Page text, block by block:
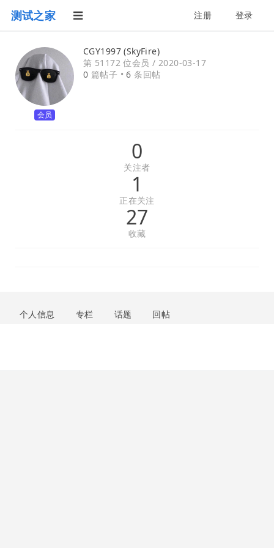
测试之家 注册 登录
会员
CGY1997 (SkyFire)
第 51172 位会员 / 2020-03-17
0 篇帖子 •6 条回帖
0
关注者
1
正在关注
27
收藏
个人信息 专栏 话题 回帖